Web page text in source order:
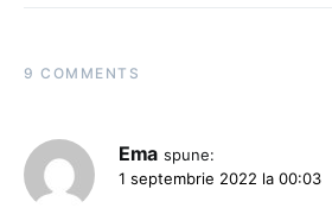
9 COMMENTS
Ema spune:
1 septembrie 2022 la 00:03